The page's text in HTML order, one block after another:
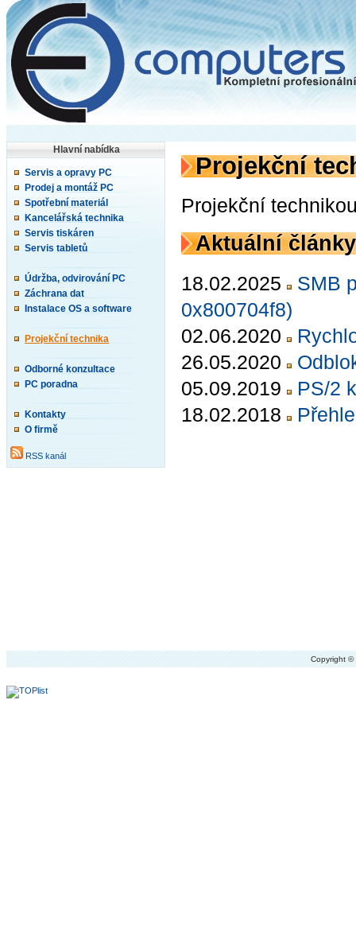
Projekční
Projekční
Aktuální
18.02.2025
SMB
0x800704f8)
02.06.2020
26.05.2020
05.09.2019
PS/2
18.02.2018
Hlavní nabídka
Servis a opravy PC
Prodej a montáž PC
Spotřební materiál
Kancelářská technika
Servis tiskáren
Servis tabletů
Údržba, odvirování PC
Záchrana dat
Instalace OS a software
Projekční technika
Odborné konzultace
PC poradna
Kontakty
O firmě
RSS kanál
Copyright